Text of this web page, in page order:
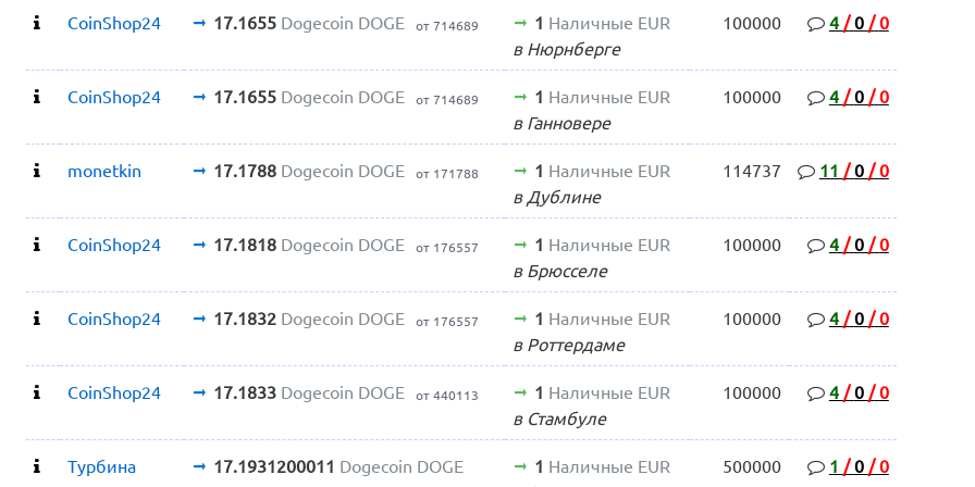
CoinShop24 17.1655 Dogecoin DOGE от 714689 1 Наличные EUR
в Нюрнберге
100000 4 / 0 / 0
CoinShop24 17.1655 Dogecoin DOGE от 714689 1 Наличные EUR
в Ганновере
100000 4 / 0 / 0
monetkin 17.1788 Dogecoin DOGE от 171788 1 Наличные EUR
в Дублине
114737 11 / 0 / 0
CoinShop24 17.1818 Dogecoin DOGE от 176557 1 Наличные EUR
в Брюсселе
100000 4 / 0 / 0
CoinShop24 17.1832 Dogecoin DOGE от 176557 1 Наличные EUR
в Роттердаме
100000 4 / 0 / 0
CoinShop24 17.1833 Dogecoin DOGE от 440113 1 Наличные EUR
в Стамбуле
100000 4 / 0 / 0
Турбина 17.1931200011 Dogecoin DOGE 1 Наличные EUR
500000 1 / 0 / 0